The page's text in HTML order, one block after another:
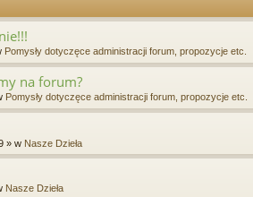
Pomysły dotyczęce administracji forum, propozycje etc.
na forum?
Pomysły dotyczęce administracji forum, propozycje etc.
» w Nasze Dzieła
Nasze Dzieła